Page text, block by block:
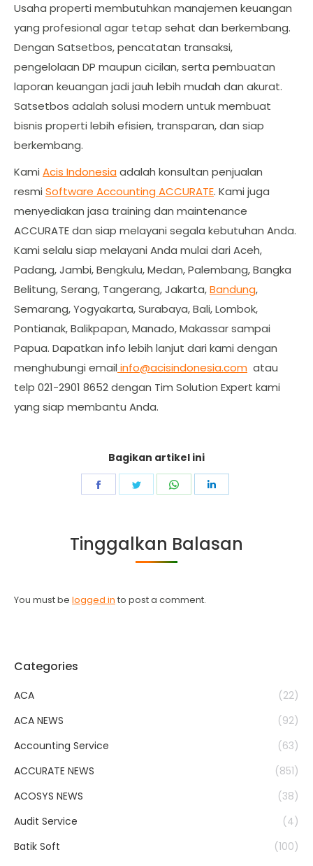
Usaha properti membutuhkan manajemen keuangan
yang profesional agar tetap sehat dan berkembang.
Dengan Satsetbos, pencatatan transaksi,
pengelolaan DP maupun cicilan, serta pembuatan
laporan keuangan jadi jauh lebih mudah dan akurat.
Satsetbos adalah solusi modern untuk membuat
bisnis properti lebih efisien, transparan, dan siap
berkembang.
Kami Acis Indonesia adalah konsultan penjualan
resmi Software Accounting ACCURATE. Kami juga
menyediakan jasa training dan maintenance
ACCURATE dan siap melayani segala kebutuhan Anda.
Kami selalu siap melayani Anda mulai dari Aceh,
Padang, Jambi, Bengkulu, Medan, Palembang, Bangka
Belitung, Serang, Tangerang, Jakarta,Bandung,
Semarang, Yogyakarta, Surabaya, Bali, Lombok,
Pontianak, Balikpapan, Manado, Makassar sampai
Papua. Dapatkan info lebih lanjut dari kami dengan
menghubungi email info@acisindonesia.com atau
telp 021-2901 8652 dengan Tim Solution Expert kami
yang siap membantu Anda.
Bagikan artikel ini
Share
Share
Share
Tinggalkan Balasan
You must be logged in to post a comment.
Categories
ACA
(22)
ACA NEWS
(92)
Accounting Service
(63)
ACCURATE NEWS
(851)
ACOSYS NEWS
(38)
Audit Service
(4)
Batik Soft
(100)